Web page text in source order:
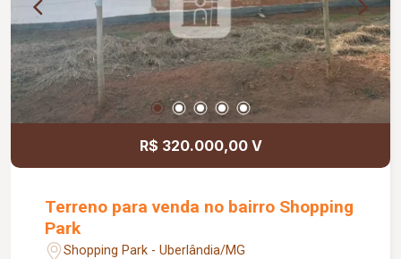
R$ 320.000,00 V
Terreno para venda no bairro Shopping
Park
Shopping Park - Uberlândia/MG